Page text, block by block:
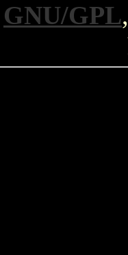
GNU/GPL